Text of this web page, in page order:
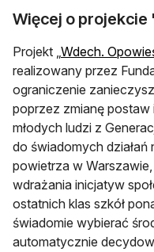
Więcej o projekcie
Projekt „Wdech.
realizowany przez
ograniczenie
poprzez zmianę
młodych ludzi z
do świadomych
powietrza w
wdrażania inicjatyw
ostatnich klas szkół
świadomie wybierać
automatycznie